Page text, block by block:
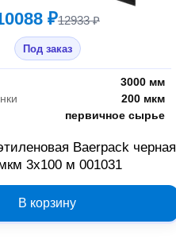
₽12933 ₽
Под заказ
3000 мм
200 мкм
первичное сырье
Baerpack черная
3x100 м 001031
В корзину